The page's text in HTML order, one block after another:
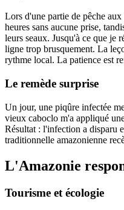
Lors d'une partie de pêche
heures sans aucune prise,
leurs seaux. Jusqu'à ce que je
ligne trop brusquement. La
rythme local. La patience est
Le remède surprise
Un jour, une piqûre infectée
vieux caboclo m'a appliqué
Résultat : l'infection a disparu
traditionnelle amazonienne
L'Amazonie
Tourisme et écologie